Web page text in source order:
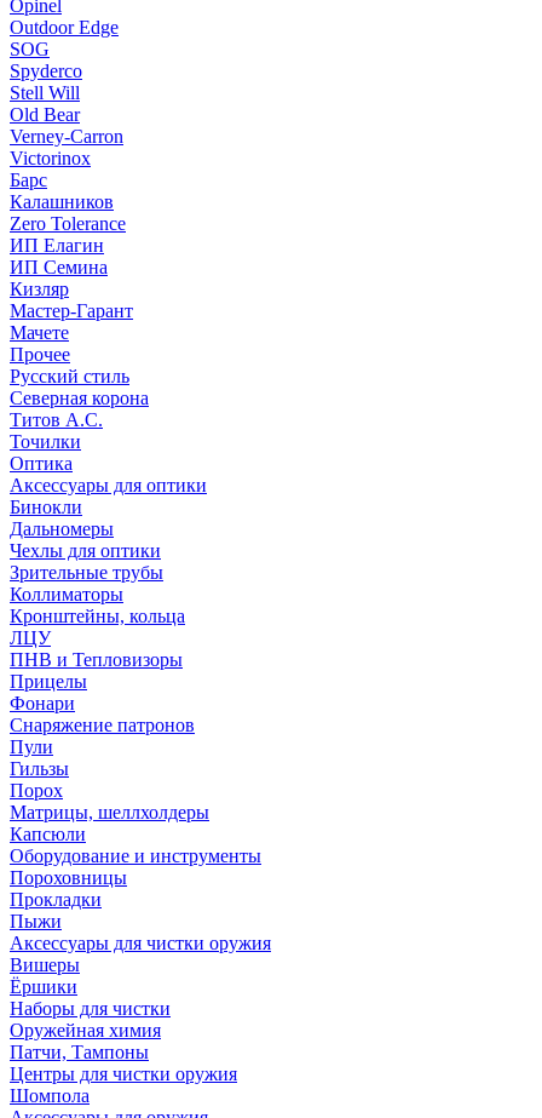
Opinel
Outdoor Edge
SOG
Spyderco
Stell Will
Old Bear
Verney-Carron
Victorinox
Барс
Калашников
Zero Tolerance
ИП Елагин
ИП Семина
Кизляр
Мастер-Гарант
Мачете
Прочее
Русский стиль
Северная корона
Титов А.С.
Точилки
Оптика
Аксессуары для оптики
Бинокли
Дальномеры
Чехлы для оптики
Зрительные трубы
Коллиматоры
Кронштейны, кольца
ЛЦУ
ПНВ и Тепловизоры
Прицелы
Фонари
Снаряжение патронов
Пули
Гильзы
Порох
Матрицы, шеллхолдеры
Капсюли
Оборудование и инструменты
Пороховницы
Прокладки
Пыжи
Аксессуары для чистки оружия
Вишеры
Ёршики
Наборы для чистки
Оружейная химия
Патчи, Тампоны
Центры для чистки оружия
Шомпола